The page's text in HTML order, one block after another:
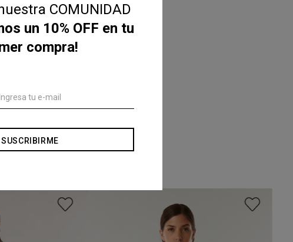
COMUNIDAD
un 10% OFF en tu
compra!
SUSCRIBIRME